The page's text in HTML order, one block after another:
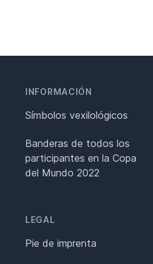
INFORMACIÓN
Símbolos vexilológicos
Banderas de todos los
participantes en la Copa
del Mundo 2022
LEGAL
Pie de imprenta